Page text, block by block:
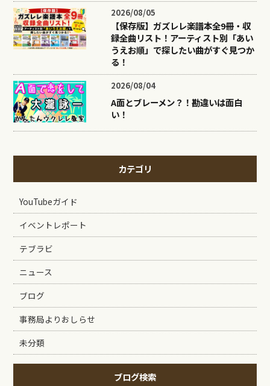
2026/08/05
【保存版】ガズレレ楽譜本全9冊・収
録全曲リスト！アーティスト別「あい
うえお順」で探したい曲がすぐ見つか
る！
2026/08/04
A面とブレーメン？！勘違いは面白
い！
カテゴリ
YouTubeガイド
イベントレポート
テブラビ
ニュース
ブログ
事務局よりおしらせ
未分類
ブログ検索